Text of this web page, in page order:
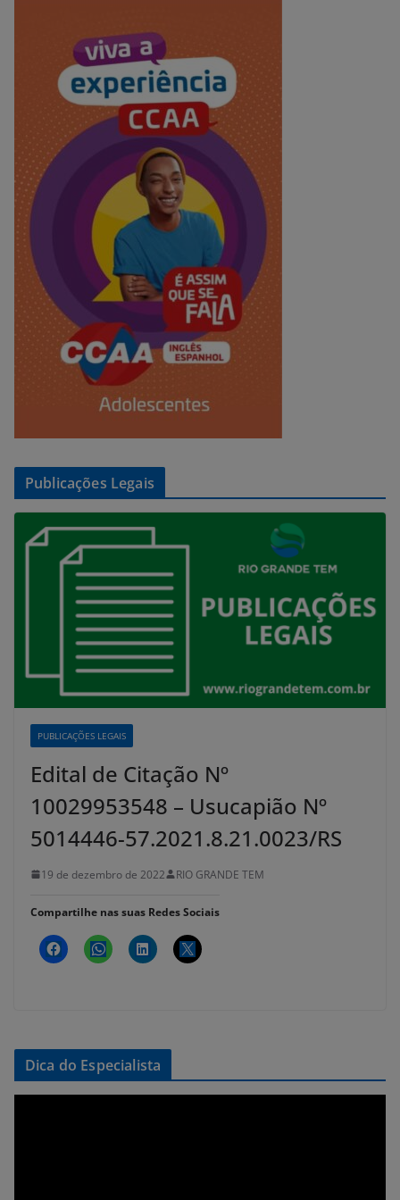
Publicações Legais
PUBLICAÇÕES LEGAIS
Edital de Citação Nº
10029953548 – Usucapião Nº
5014446-57.2021.8.21.0023/RS
19 de dezembro de 2022 RIO GRANDE TEM
Compartilhe nas suas Redes Sociais
Dica do Especialista